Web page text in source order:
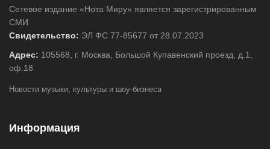
Сетевое издание «Нота Миру» является зарегистрированным
СМИ
Свидетельство: ЭЛ ФС 77-85677 от 28.07.2023
Адрес: 105568, г. Москва, Большой Купавенский проезд, д.1,
оф.18
Новости музыки, культуры и шоу-бизнеса
Информация